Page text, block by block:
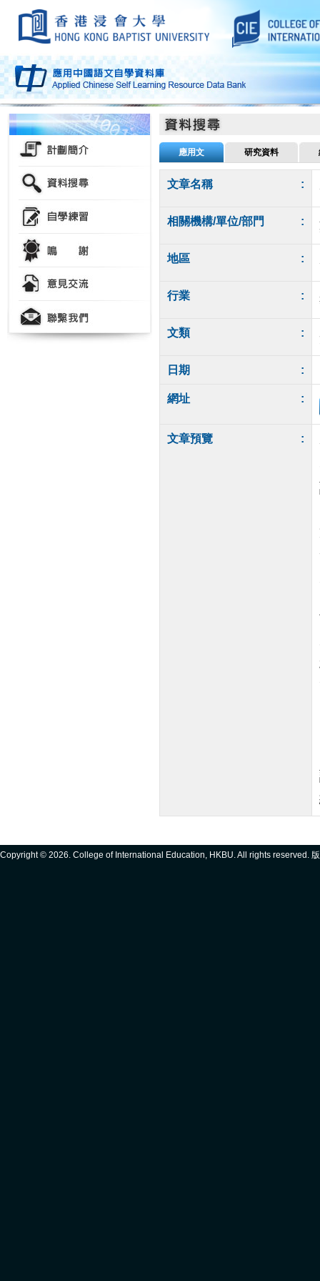
應用文 研究資料
文章名稱 :
相關機構/單位/部門 :
地區 :
行業 :
文類 :
日期 :
網址 :
文章預覽 :
Copyright © 2026. College of International Education, HKBU. All rights reserved.